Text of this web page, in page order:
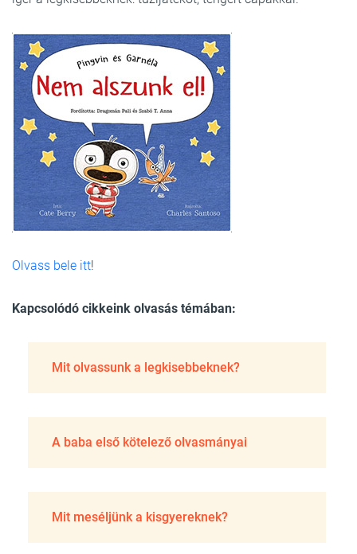
Olvass bele itt!
Kapcsolódó cikkeink olvasás témában:
Mit olvassunk a legkisebbeknek?
A baba első kötelező olvasmányai
Mit meséljünk a kisgyereknek?